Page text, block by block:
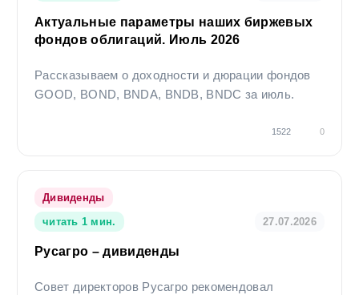
Актуальные параметры наших биржевых
фондов облигаций. Июль 2026
Рассказываем о доходности и дюрации фондов
GOOD, BOND, BNDA, BNDB, BNDC за июль.
1522 0
Дивиденды
читать 1 мин.
27.07.2026
Русагро – дивиденды
Совет директоров Русагро рекомендовал